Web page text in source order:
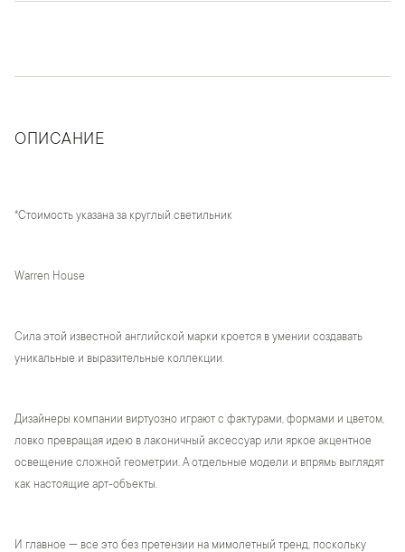
ОПИСАНИЕ
*Стоимость указана за круглый светильник
Warren House
Сила этой известной английской марки кроется в умении создавать
уникальные и выразительные коллекции.
Дизайнеры компании виртуозно играют с фактурами, формами и цветом,
ловко превращая идею в лаконичный аксессуар или яркое акцентное
освещение сложной геометрии. А отдельные модели и впрямь выглядят
как настоящие арт-объекты.
И главное — все это без претензии на мимолетный тренд, поскольку